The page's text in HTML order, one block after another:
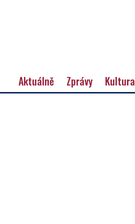
Aktuálně Zprávy Kultura